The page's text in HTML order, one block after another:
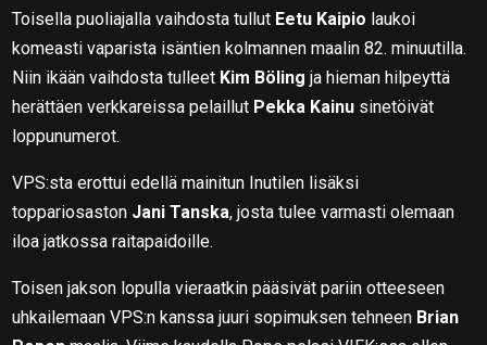
Toisella puoliajalla vaihdosta tullut Eetu Kaipio laukoi
komeasti vaparista isäntien kolmannen maalin 82. minuutilla.
Niin ikään vaihdosta tulleet Kim Böling ja hieman hilpeyttä
herättäen verkkareissa pelaillut Pekka Kainu sinetöivät
loppunumerot.
VPS:sta erottui edellä mainitun Inutilen lisäksi
toppariosaston Jani Tanska, josta tulee varmasti olemaan
iloa jatkossa raitapaidoille.
Toisen jakson lopulla vieraatkin pääsivät pariin otteeseen
uhkailemaan VPS:n kanssa juuri sopimuksen tehneen Brian